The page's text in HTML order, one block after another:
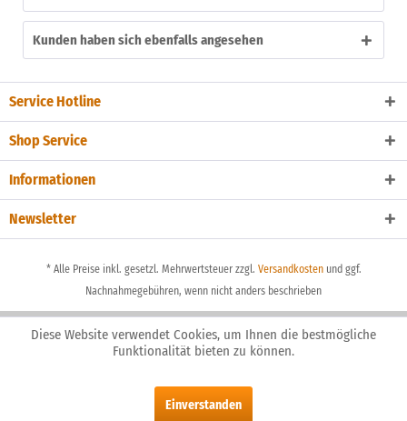
Kunden haben sich ebenfalls angesehen
Service Hotline
Shop Service
Informationen
Newsletter
* Alle Preise inkl. gesetzl. Mehrwertsteuer zzgl. Versandkostenund ggf.
Nachnahmegebühren, wenn nicht anders beschrieben
Diese Website verwendet Cookies, um Ihnen die bestmögliche
Funktionalität bieten zu können.
Einverstanden